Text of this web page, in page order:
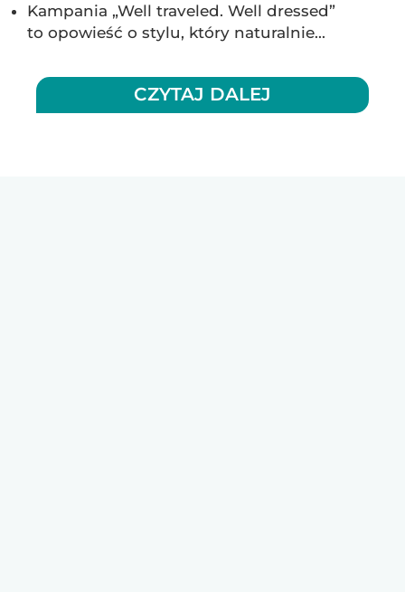
Kampania „Well traveled. Well dressed”
to opowieść o stylu, który naturalnie...
CZYTAJ DALEJ